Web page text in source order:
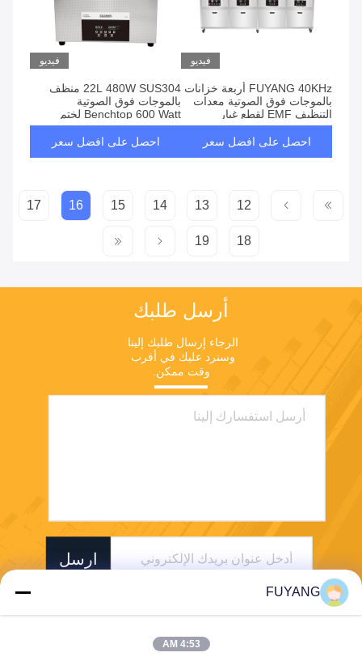
فيديو
FUYANG 40KHz أربعة خزانات
بالموجات فوق الصوتية معدات
التنظيف EMF لقطع غيار
السيارات
احصل على افضل سعر
فيديو
22L 480W SUS304 منظف
بالموجات فوق الصوتية
Benchtop 600 Watt لختم
الزيت / Finstock / الشمع
احصل على افضل سعر
12
13
14
15
16
17
18
19
أرسل طلبك
وقت ممكن.
ارسل
FUYANG
4:53 AM